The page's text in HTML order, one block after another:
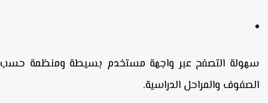
التصفحعبر واجهة مستخدم بسيطة ومنظمة حسب
والمراحل الدراسية.